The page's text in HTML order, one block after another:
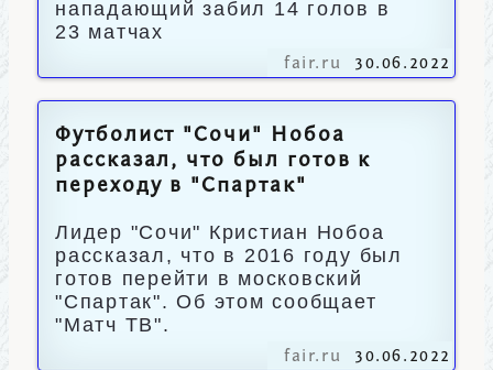
нападающий забил 14 голов в
23 матчах
fair.ru 30.06.2022
Футболист "Сочи" Нобоа
рассказал, что был готов к
переходу в "Спартак"
Лидер "Сочи" Кристиан Нобоа
рассказал, что в 2016 году был
готов перейти в московский
"Спартак". Об этом сообщает
"Матч ТВ".
fair.ru 30.06.2022